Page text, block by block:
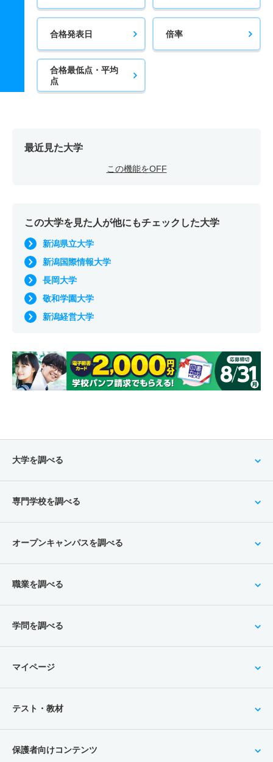
合格発表日 倍率
合格最低点・平均
点
最近見た大学
この機能をOFF
この大学を見た人が他にもチェックした大学
新潟県立大学
新潟国際情報大学
長岡大学
敬和学園大学
新潟経営大学
大学を調べる
専門学校を調べる
オープンキャンパスを調べる
職業を調べる
学問を調べる
マイページ
テスト・教材
保護者向けコンテンツ